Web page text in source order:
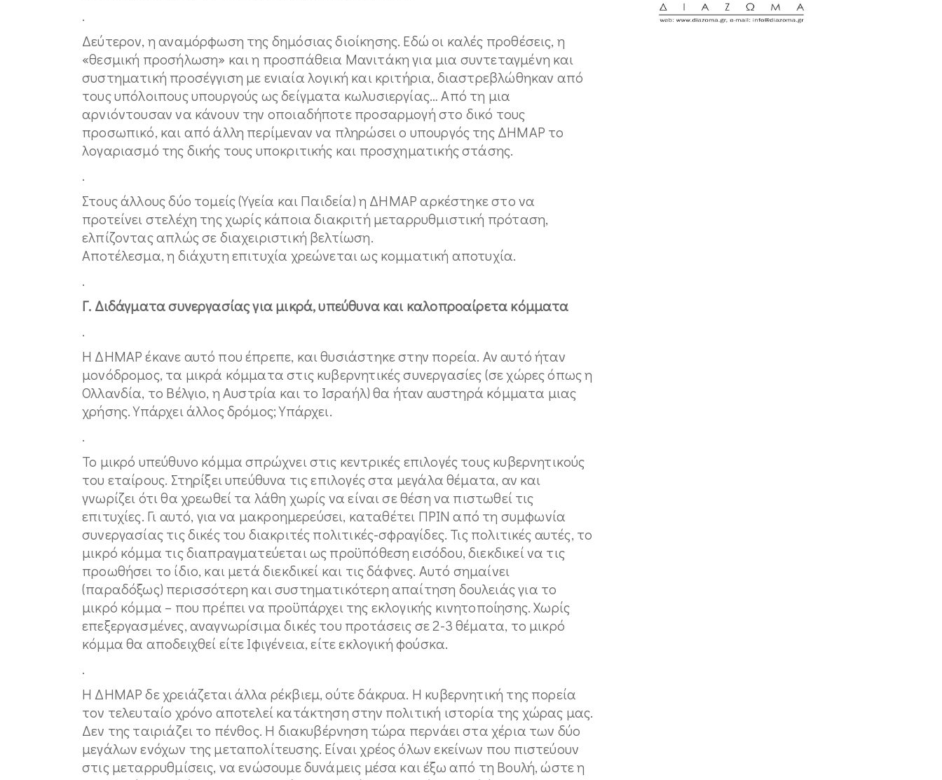
.
Δεύτερον, η αναμόρφωση της δημόσιας διοίκησης. Εδώ οι καλές προθέσεις, η
«θεσμική προσήλωση» και η προσπάθεια Μανιτάκη για μια συντεταγμένη και
συστηματική προσέγγιση με ενιαία λογική και κριτήρια, διαστρεβλώθηκαν από
τους υπόλοιπους υπουργούς ως δείγματα κωλυσιεργίας… Από τη μια
αρνιόντουσαν να κάνουν την οποιαδήποτε προσαρμογή στο δικό τους
προσωπικό, και από άλλη περίμεναν να πληρώσει ο υπουργός της ΔΗΜΑΡ το
λογαριασμό της δικής τους υποκριτικής και προσχηματικής στάσης.
.
Στους άλλους δύο τομείς (Υγεία και Παιδεία) η ΔΗΜΑΡ αρκέστηκε στο να
προτείνει στελέχη της χωρίς κάποια διακριτή μεταρρυθμιστική πρόταση,
ελπίζοντας απλώς σε διαχειριστική βελτίωση.
Αποτέλεσμα, η διάχυτη επιτυχία χρεώνεται ως κομματική αποτυχία.
.
Γ. Διδάγματα συνεργασίας για μικρά, υπεύθυνα και καλοπροαίρετα κόμματα
.
Η ΔΗΜΑΡ έκανε αυτό που έπρεπε, και θυσιάστηκε στην πορεία. Αν αυτό ήταν
μονόδρομος, τα μικρά κόμματα στις κυβερνητικές συνεργασίες (σε χώρες όπως η
Ολλανδία, το Βέλγιο, η Αυστρία και το Ισραήλ) θα ήταν αυστηρά κόμματα μιας
χρήσης. Υπάρχει άλλος δρόμος; Υπάρχει.
.
Το μικρό υπεύθυνο κόμμα σπρώχνει στις κεντρικές επιλογές τους κυβερνητικούς
του εταίρους. Στηρίξει υπεύθυνα τις επιλογές στα μεγάλα θέματα, αν και
γνωρίζει ότι θα χρεωθεί τα λάθη χωρίς να είναι σε θέση να πιστωθεί τις
επιτυχίες. Γι αυτό, για να μακροημερεύσει, καταθέτει ΠΡΙΝ από τη συμφωνία
συνεργασίας τις δικές του διακριτές πολιτικές-σφραγίδες. Τις πολιτικές αυτές, το
μικρό κόμμα τις διαπραγματεύεται ως προϋπόθεση εισόδου, διεκδικεί να τις
προωθήσει το ίδιο, και μετά διεκδικεί και τις δάφνες. Αυτό σημαίνει
(παραδόξως) περισσότερη και συστηματικότερη απαίτηση δουλειάς για το
μικρό κόμμα – που πρέπει να προϋπάρχει της εκλογικής κινητοποίησης. Χωρίς
επεξεργασμένες, αναγνωρίσιμα δικές του προτάσεις σε 2-3 θέματα, το μικρό
κόμμα θα αποδειχθεί είτε Ιφιγένεια, είτε εκλογική φούσκα.
.
Η ΔΗΜΑΡ δε χρειάζεται άλλα ρέκβιεμ, ούτε δάκρυα. Η κυβερνητική της πορεία
τον τελευταίο χρόνο αποτελεί κατάκτηση στην πολιτική ιστορία της χώρας μας.
Δεν της ταιριάζει το πένθος. Η διακυβέρνηση τώρα περνάει στα χέρια των δύο
μεγάλων ενόχων της μεταπολίτευσης. Είναι χρέος όλων εκείνων που πιστεύουν
στις μεταρρυθμίσεις, να ενώσουμε δυνάμεις μέσα και έξω από τη Βουλή, ώστε η